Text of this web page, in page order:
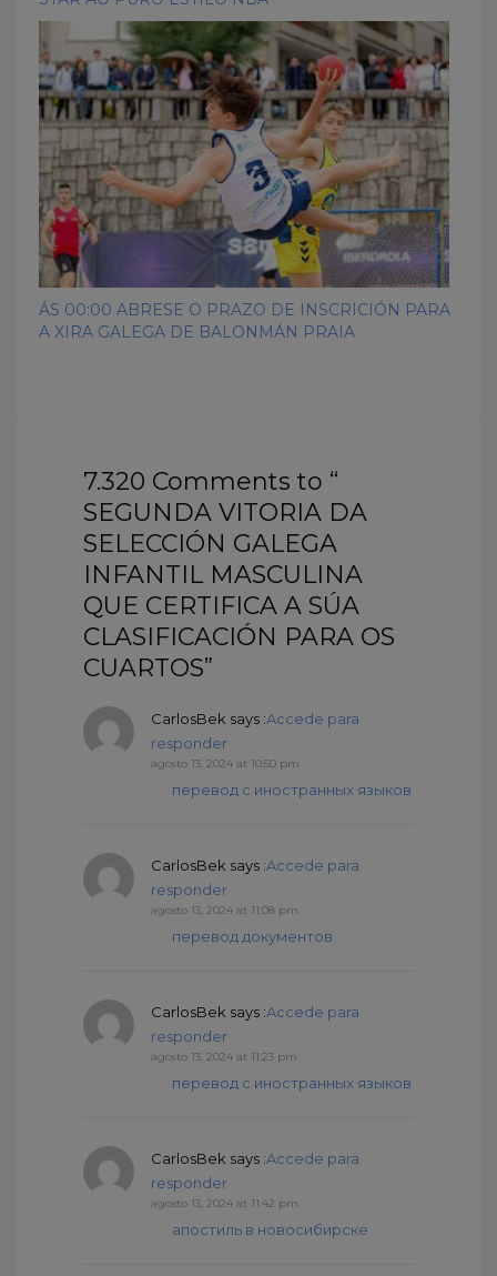
ÁS 00:00 ABRESE O PRAZO DE INSCRICIÓN PARA
A XIRA GALEGA DE BALONMÁN PRAIA
7.320 Comments to “
SEGUNDA VITORIA DA
SELECCIÓN GALEGA
INFANTIL MASCULINA
QUE CERTIFICA A SÚA
CLASIFICACIÓN PARA OS
CUARTOS”
CarlosBek says :Accede para
responder
agosto 13, 2024 at 10:50 pm
перевод с иностранных языков
CarlosBek says :Accede para
responder
agosto 13, 2024 at 11:08 pm
перевод документов
CarlosBek says :Accede para
responder
agosto 13, 2024 at 11:23 pm
перевод с иностранных языков
CarlosBek says :Accede para
responder
agosto 13, 2024 at 11:42 pm
апостиль в новосибирске